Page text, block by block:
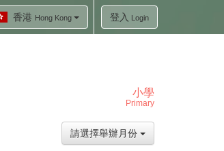
香港 Hong Kong 登入 Login
小學
Primary
請選擇舉辦月份